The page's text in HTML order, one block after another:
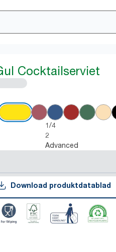
Cocktailserviet
1/4
2
Advanced
Download produktdatablad